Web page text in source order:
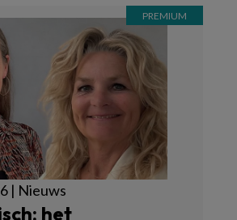
| Nieuws
het